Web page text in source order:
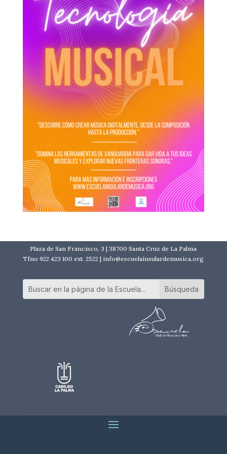
Plaza de San Francisco, 3 | 38700 Santa Cruz de La Palma
Tfno 922 423 100 ext. 2522 | info@escuelainsulardemusica.org